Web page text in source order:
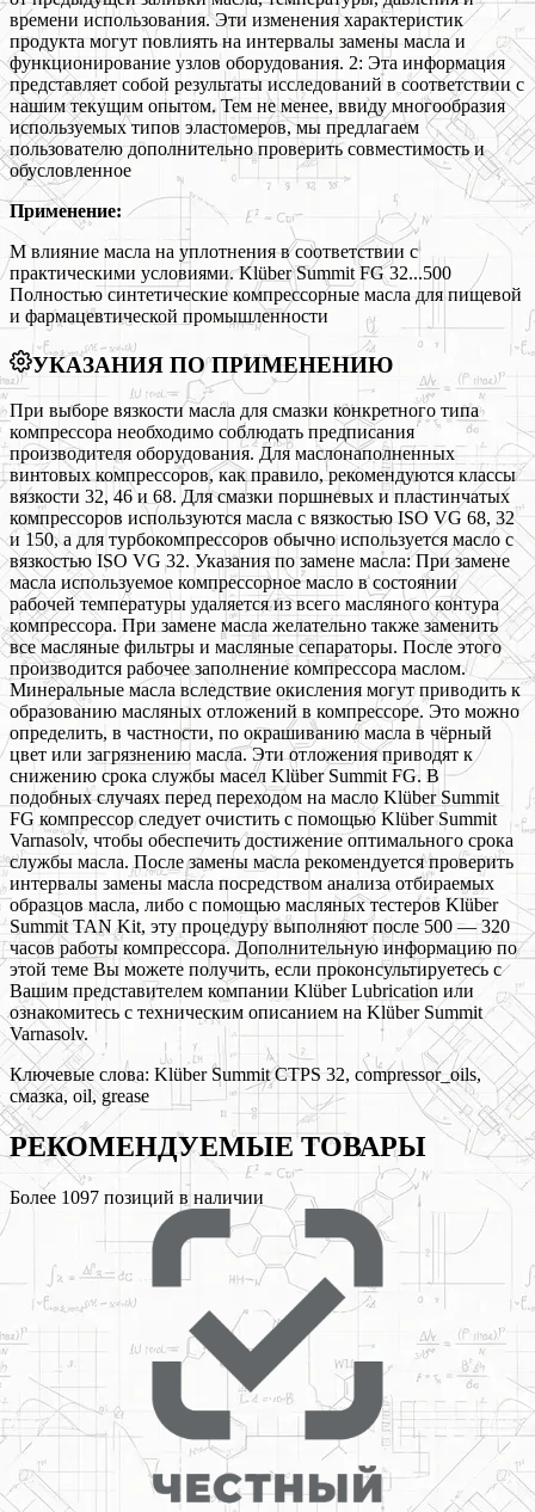
времени использования. Эти изменения характеристик
продукта могут повлиять на интервалы замены масла и
функционирование узлов оборудования. 2: Эта информация
представляет собой результаты исследований в соответствии с
нашим текущим опытом. Тем не менее, ввиду многообразия
используемых типов эластомеров, мы предлагаем
пользователю дополнительно проверить совместимость и
обусловленное
Применение:
М влияние масла на уплотнения в соответствии с
практическими условиями. Klüber Summit FG 32...500
Полностью синтетические компрессорные масла для пищевой
и фармацевтической промышленности
УКАЗАНИЯ ПО ПРИМЕНЕНИЮ
При выборе вязкости масла для смазки конкретного типа
компрессора необходимо соблюдать предписания
производителя оборудования. Для маслонаполненных
винтовых компрессоров, как правило, рекомендуются классы
вязкости 32, 46 и 68. Для смазки поршневых и пластинчатых
компрессоров используются масла с вязкостью ISO VG 68, 32
и 150, а для турбокомпрессоров обычно используется масло с
вязкостью ISO VG 32. Указания по замене масла: При замене
масла используемое компрессорное масло в состоянии
рабочей температуры удаляется из всего масляного контура
компрессора. При замене масла желательно также заменить
все масляные фильтры и масляные сепараторы. После этого
производится рабочее заполнение компрессора маслом.
Минеральные масла вследствие окисления могут приводить к
образованию масляных отложений в компрессоре. Это можно
определить, в частности, по окрашиванию масла в чёрный
цвет или загрязнению масла. Эти отложения приводят к
снижению срока службы масел Klüber Summit FG. В
подобных случаях перед переходом на масло Klüber Summit
FG компрессор следует очистить с помощью Klüber Summit
Varnasolv, чтобы обеспечить достижение оптимального срока
службы масла. После замены масла рекомендуется проверить
интервалы замены масла посредством анализа отбираемых
образцов масла, либо с помощью масляных тестеров Klüber
Summit TAN Kit, эту процедуру выполняют после 500 — 320
часов работы компрессора. Дополнительную информацию по
этой теме Вы можете получить, если проконсультируетесь с
Вашим представителем компании Klüber Lubrication или
ознакомитесь с техническим описанием на Klüber Summit
Varnasolv.
Ключевые слова: Klüber Summit CTPS 32, compressor_oils,
смазка, oil, grease
РЕКОМЕНДУЕМЫЕ ТОВАРЫ
Более 1097 позиций в наличии